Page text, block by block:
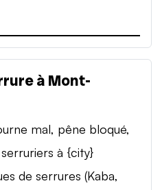
à Mont-
mal, pêne bloqué,
à {city}
de serrures (Kaba,